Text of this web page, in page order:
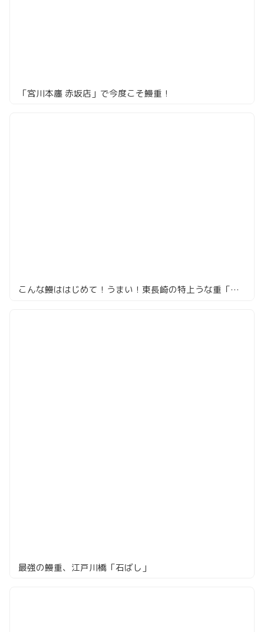
「宮川本廛 赤坂店」で今度こそ鰻重！
こんな鰻ははじめて！うまい！東長崎の特上うな重「鰻家」
最強の鰻重、江戸川橋「石ばし」